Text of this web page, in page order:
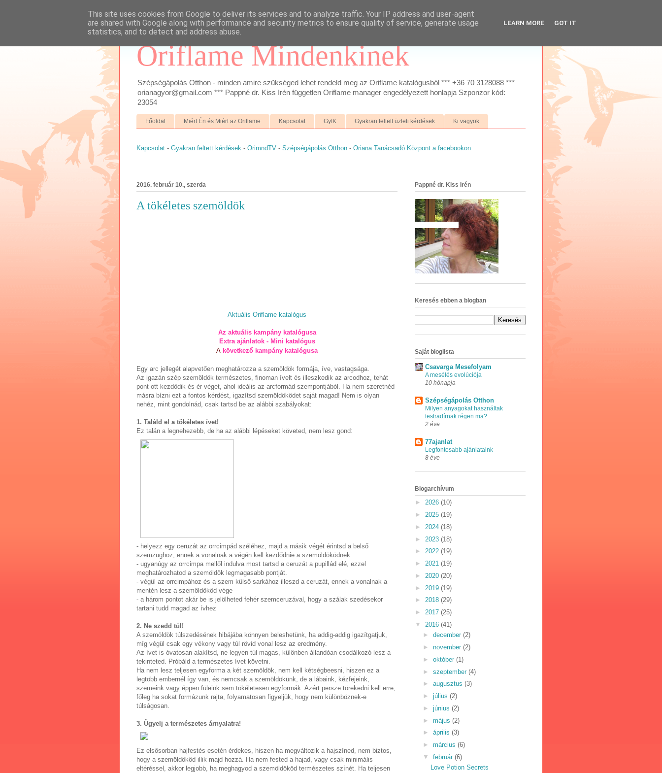
Oriflame Mindenkinek
Szépségápolás Otthon - minden amire szükséged lehet rendeld meg az Oriflame katalógusból *** +36 70 3128088 ***
orianagyor@gmail.com *** Pappné dr. Kiss Irén független Oriflame manager engedélyezett honlapja Szponzor kód:
23054
Főoldal Miért Én és Miért az Oriflame Kapcsolat GyIK Gyakran feltett üzleti kérdések Ki vagyok
Kapcsolat - Gyakran feltett kérdések - OrimndTV - Szépségápolás Otthon - Oriana Tanácsadó Központ a facebookon
2016. február 10., szerda
A tökéletes szemöldök
Aktuális Oriflame katalógus
Az aktuális kampány katalógusa
Extra ajánlatok - Mini katalógus
A következő kampány katalógusa
Egy arc jellegét alapvetően meghatározza a szemöldök formája, íve, vastagsága.
Az igazán szép szemöldök természetes, finoman ívelt és illeszkedik az arcodhoz, tehát
pont ott kezdődik és ér véget, ahol ideális az arcformád szempontjából. Ha nem szeretnéd
másra bízni ezt a fontos kérdést, igazítsd szemöldöködet saját magad! Nem is olyan
nehéz, mint gondolnád, csak tartsd be az alábbi szabályokat:
1. Találd el a tökéletes ívet!
Ez talán a legnehezebb, de ha az alábbi lépéseket követed, nem lesz gond:
- helyezz egy ceruzát az orrcimpád széléhez, majd a másik végét érintsd a belső
szemzughoz, ennek a vonalnak a végén kell kezdődnie a szemöldöködnek
- ugyanúgy az orrcimpa mellől indulva most tartsd a ceruzát a pupillád elé, ezzel
meghatározhatod a szemöldök legmagasabb pontját.
- végül az orrcimpához és a szem külső sarkához illeszd a ceruzát, ennek a vonalnak a
mentén lesz a szemöldököd vége
- a három pontot akár be is jelölheted fehér szemceruzával, hogy a szálak szedésekor
tartani tudd magad az ívhez
2. Ne szedd túl!
A szemöldök túlszedésének hibájába könnyen beleshetünk, ha addig-addig igazítgatjuk,
míg végül csak egy vékony vagy túl rövid vonal lesz az eredmény.
Az ívet is óvatosan alakítsd, ne legyen túl magas, különben állandóan csodálkozó lesz a
tekinteted. Próbáld a természetes ívet követni.
Ha nem lesz teljesen egyforma a két szemöldök, nem kell kétségbeesni, hiszen ez a
legtöbb embernél így van, és nemcsak a szemöldökünk, de a lábaink, kézfejeink,
szemeink vagy éppen füleink sem tökéletesen egyformák. Azért persze törekedni kell erre,
főleg ha sokat formázunk rajta, folyamatosan figyeljük, hogy nem különböznek-e
túlságosan.
3. Ügyelj a természetes árnyalatra!
Ez elsősorban hajfestés esetén érdekes, hiszen ha megváltozik a hajszíned, nem biztos,
hogy a szemöldököd illik majd hozzá. Ha nem fested a hajad, vagy csak minimális
eltéréssel, akkor legjobb, ha meghagyod a szemöldököd természetes színét. Ha teljesen
Pappné dr. Kiss Irén
Keresés ebben a blogban
Saját bloglista
Csavarga Mesefolyam
A mesélés evolúciója
10 hónapja
Szépségápolás Otthon
Milyen anyagokat használtak
testradírnak régen ma?
2 éve
77ajanlat
Legfontosabb ajánlataink
8 éve
Blogarchívum
► 2026 (10)
► 2025 (19)
► 2024 (18)
► 2023 (18)
► 2022 (19)
► 2021 (19)
► 2020 (20)
► 2019 (19)
► 2018 (29)
► 2017 (25)
▼ 2016 (41)
► december (2)
► november (2)
► október (1)
► szeptember (4)
► augusztus (3)
► július (2)
► június (2)
► május (2)
► április (3)
► március (6)
▼ február (6)
Love Potion Secrets
This site uses cookies from Google to deliver its services and to analyze traffic. Your IP address and user-agent
are shared with Google along with performance and security metrics to ensure quality of service, generate usage
statistics, and to detect and address abuse.
LEARN MORE GOT IT